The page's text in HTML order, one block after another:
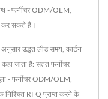
- फर्नीचर ODM/OEM,
कर सकते हैं।
अनुसार उद्धृत लीड समय, कार्टन
जाता है: सतत फर्नीचर
- फर्नीचर ODM/OEM,
एक निश्चित RFQ प्राप्त करने के